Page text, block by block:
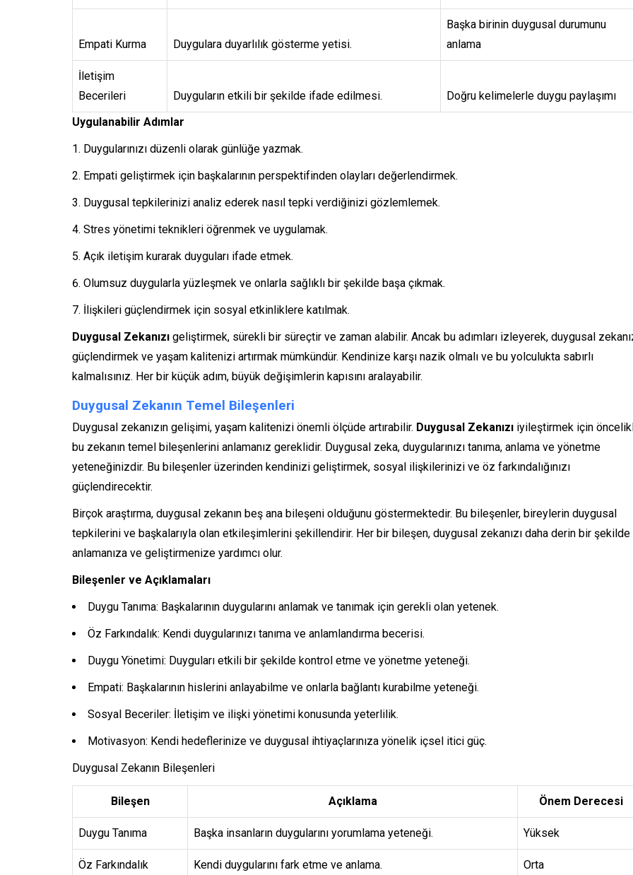
Empati Kurma Duygulara duyarlılık gösterme yetisi.
Başka birinin duygusal durumunu
anlama
İletişim
Becerileri
Duyguların etkili bir şekilde ifade edilmesi.
Doğru kelimelerle duygu paylaşımı
Uygulanabilir Adımlar
Duygularınızı düzenli olarak günlüğe yazmak.
Empati geliştirmek için başkalarının perspektifinden olayları değerlendirmek.
Duygusal tepkilerinizi analiz ederek nasıl tepki verdiğinizi gözlemlemek.
Stres yönetimi teknikleri öğrenmek ve uygulamak.
Açık iletişim kurarak duyguları ifade etmek.
Olumsuz duygularla yüzleşmek ve onlarla sağlıklı bir şekilde başa çıkmak.
İlişkileri güçlendirmek için sosyal etkinliklere katılmak.
Duygusal Zekanızı geliştirmek, sürekli bir süreçtir ve zaman alabilir. Ancak bu adımları izleyerek, duygusal
güçlendirmek ve yaşam kalitenizi artırmak mümkündür. Kendinize karşı nazik olmalı ve bu yolculukta sabırlı
kalmalısınız. Her bir küçük adım, büyük değişimlerin kapısını aralayabilir.
Duygusal Zekanın Temel Bileşenleri
Duygusal zekanızın gelişimi, yaşam kalitenizi önemli ölçüde artırabilir. Duygusal Zekanızı iyileştirmek için
bu zekanın temel bileşenlerini anlamanız gereklidir. Duygusal zeka, duygularınızı tanıma, anlama ve yönetme
yeteneğinizdir. Bu bileşenler üzerinden kendinizi geliştirmek, sosyal ilişkilerinizi ve öz farkındalığınızı
güçlendirecektir.
Birçok araştırma, duygusal zekanın beş ana bileşeni olduğunu göstermektedir. Bu bileşenler, bireylerin duygusal
tepkilerini ve başkalarıyla olan etkileşimlerini şekillendirir. Her bir bileşen, duygusal zekanızı daha derin bir şekilde
anlamanıza ve geliştirmenize yardımcı olur.
Bileşenler ve Açıklamaları
Duygu Tanıma: Başkalarının duygularını anlamak ve tanımak için gerekli olan yetenek.
Öz Farkındalık: Kendi duygularınızı tanıma ve anlamlandırma becerisi.
Duygu Yönetimi: Duyguları etkili bir şekilde kontrol etme ve yönetme yeteneği.
Empati: Başkalarının hislerini anlayabilme ve onlarla bağlantı kurabilme yeteneği.
Sosyal Beceriler: İletişim ve ilişki yönetimi konusunda yeterlilik.
Motivasyon: Kendi hedeflerinize ve duygusal ihtiyaçlarınıza yönelik içsel itici güç.
Duygusal Zekanın Bileşenleri
Bileşen Açıklama Önem Derecesi
Duygu Tanıma Başka insanların duygularını yorumlama yeteneği. Yüksek
Öz Farkındalık Kendi duygularını fark etme ve anlama. Orta